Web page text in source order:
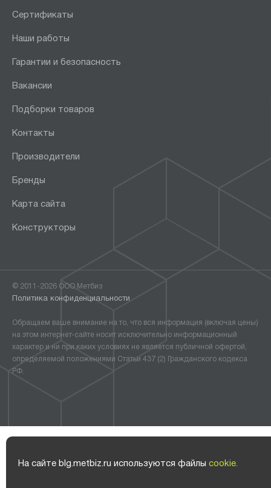
На сайте blg.metbiz.ru используются файлы cookie.
Сертификаты
Наши работы
Гарантии и безопасность
Вакансии
Подборки товаров
Контакты
Производители
Бренды
Карта сайта
Конструкторы
© 2011-2026 ООО Метбиз
Политика конфиденциальности
Обращаем ваше внимание на то, что вся информация (включая цены)
на этом интернет-сайте носит исключительно информационный
характер и ни при каких условиях не является публичной офертой,
определяемой положениями Статьи 437 (2) Гражданского кодекса
РФ.